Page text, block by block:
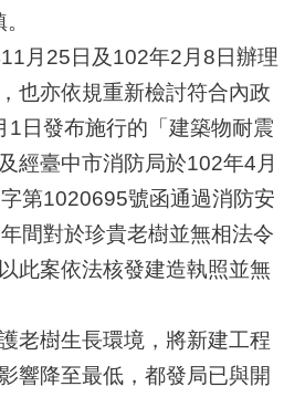
月25日及102年2月8日辦理
也亦依規重新檢討符合內政
1日發布施行的「建築物耐震
經臺中市消防局於102年4月
第1020695號函通過消防安
間對於珍貴老樹並無相法令
此案依法核發建造執照並無
老樹生長環境，將新建工程
響降至最低，都發局已與開